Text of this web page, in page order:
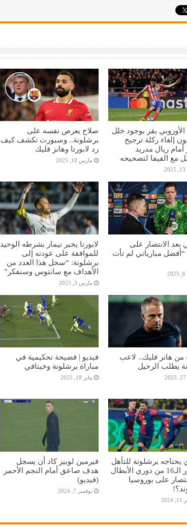
الأوروبي يقر بوجود خلل
إلغاء ركلة ترجيح
أمام ريال مدريد
مع الفيفا لتصحيحه
صلاح يعرض نفسه على
برشلونة.. وسبورت تكشف كيف
رد لابورتا وهانز فليك
مارس 10, 2025
بعد الانتصار على
“أفضل مبارياتي لم تأت
لابورتا يخبر نيمار بشرطه الوحيد
للموافقة على عودته إلى
برشلونة: “سجل هذا العدد من
الأهداف مع سانتوس وسنفكر”
مارس 3, 2025
هانز فليك.. لاعب
يطلب الرحيل
فيديو | فضيحة تحكيمية في
مباراة برشلونة وخيتافي
يناير 18, 2025
يحتاجه برشلونة للتأهل
إلي دور الـ16 من دوري الأبطال
على بوروسيا
فيرمين لوبيز كاد أن يسجل
هدف صاعق أمام النجم الأحمر
(فيديو)
نوفمبر 7, 2024